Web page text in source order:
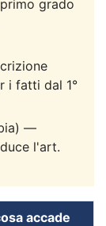
grado
i fatti dal 1°
—
l'art.
accade